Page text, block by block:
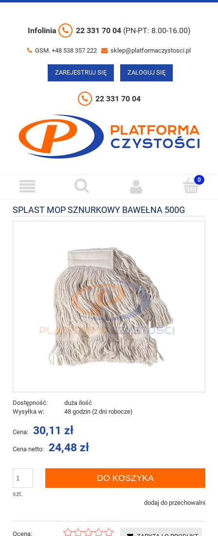
Infolinia 22 331 70 04 (PN-PT: 8.00-16.00)
GSM. +48 538 357 222 sklep@platformaczystosci.pl
ZAREJESTRUJ SIĘ ZALOGUJ SIĘ
22 331 70 04
SPLAST MOP SZNURKOWY BAWEŁNA 500G
Dostępność:
duża ilość
Wysyłka w:
48 godzin (2 dni robocze)
Cena: 30,11 zł
Cena netto: 24,48 zł
szt.
DO KOSZYKA
dodaj do przechowalni
Ocena: